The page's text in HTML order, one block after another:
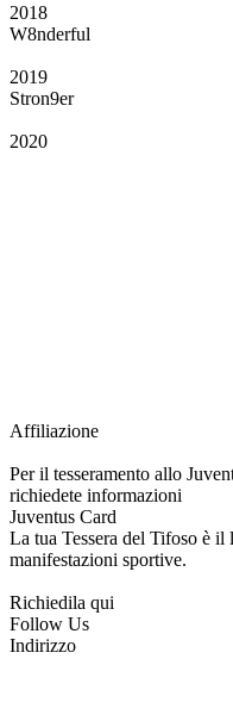
2018
W8nderful
2019
Stron9er
2020
Affiliazione
Per il tesseramento allo
richiedete informazioni
Juventus Card
La tua Tessera del Tifoso è
manifestazioni sportive.
Richiedila qui
Follow Us
Indirizzo